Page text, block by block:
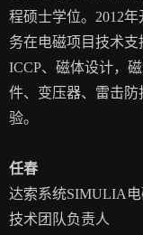
程硕士学位。2012
务在电磁项目技术
ICCP、磁体设计，
件、变压器、雷击
验。
任春
达索系统SIMULIA
技术团队负责人